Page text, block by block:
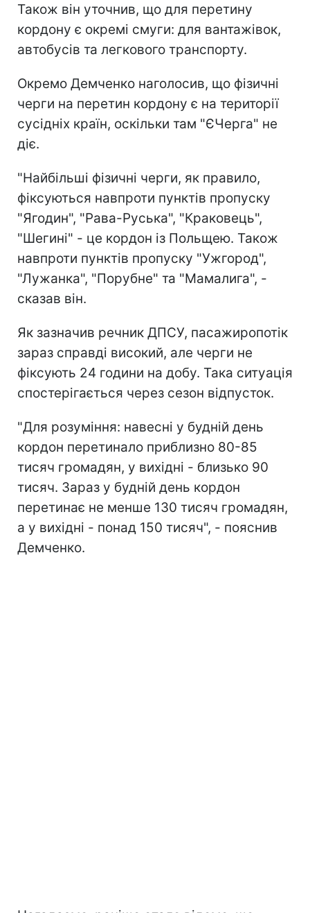
Також він уточнив, що для перетину
кордону є окремі смуги: для вантажівок,
автобусів та легкового транспорту.
Окремо Демченко наголосив, що фізичні
черги на перетин кордону є на території
сусідніх країн, оскільки там "ЄЧерга" не
діє.
"Найбільші фізичні черги, як правило,
фіксуються навпроти пунктів пропуску
"Ягодин", "Рава-Руська", "Краковець",
"Шегині" - це кордон із Польщею. Також
навпроти пунктів пропуску "Ужгород",
"Лужанка", "Порубне" та "Мамалига", -
сказав він.
Як зазначив речник ДПСУ, пасажиропотік
зараз справді високий, але черги не
фіксують 24 години на добу. Така ситуація
спостерігається через сезон відпусток.
"Для розуміння: навесні у будній день
кордон перетинало приблизно 80-85
тисяч громадян, у вихідні - близько 90
тисяч. Зараз у будній день кордон
перетинає не менше 130 тисяч громадян,
а у вихідні - понад 150 тисяч", - пояснив
Демченко.